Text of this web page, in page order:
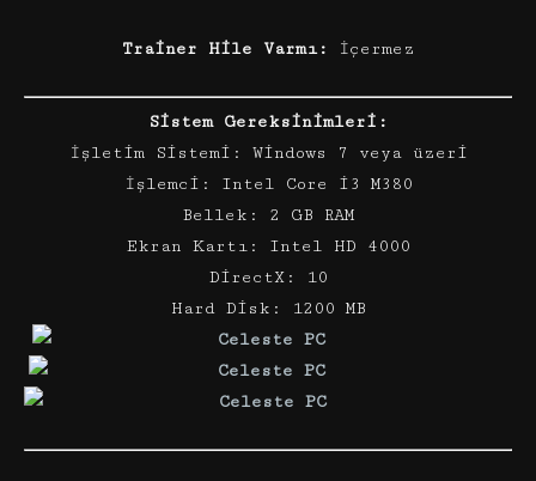
Trainer Hile Varmı: İçermez
Sistem Gereksinimleri:
İşletim Sistemi: Windows 7 veya üzeri
İşlemci: Intel Core i3 M380
Bellek: 2 GB RAM
Ekran Kartı: Intel HD 4000
DirectX: 10
Hard Disk: 1200 MB